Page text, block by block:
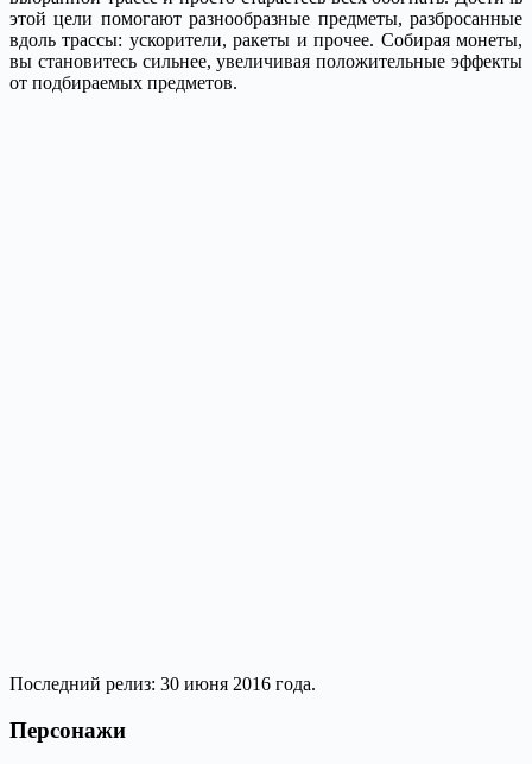
этой цели помогают разнообразные предметы, разбросанные
вдоль трассы: ускорители, ракеты и прочее. Собирая монеты,
вы становитесь сильнее, увеличивая положительные эффекты
от подбираемых предметов.
Последний релиз: 30 июня 2016 года.
Персонажи